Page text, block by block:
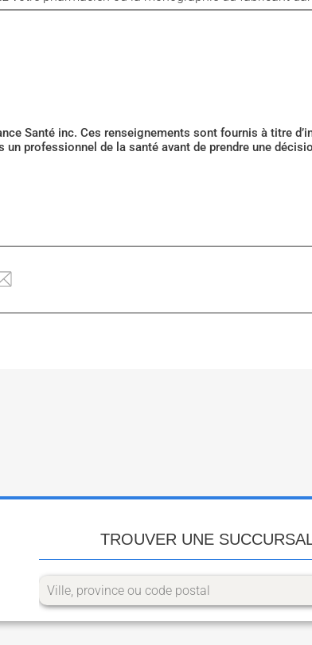
Santé inc. Ces renseignements sont fournis à titre
professionnel de la santé avant de prendre une
TROUVER UNE